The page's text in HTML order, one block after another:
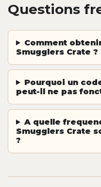
Questions
Comment
Smugglers Crate ?
Pourquoi un
peut-il ne pas
A quelle
Smugglers Crate
?